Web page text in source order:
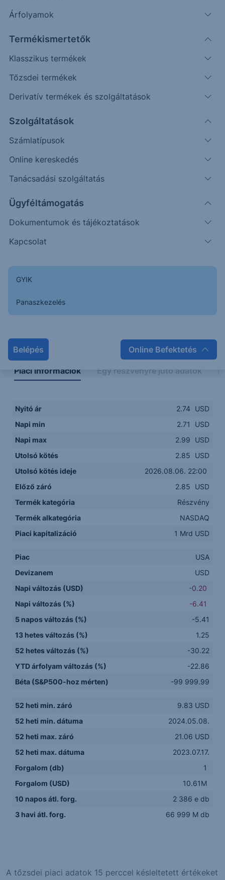
Árfolyamok
Termékismertetők
Klasszikus termékek
Tőzsdei termékek
Derivatív termékek és szolgáltatások
Szolgáltatások
Számlatípusok
Online kereskedés
Tanácsadási szolgáltatás
Ügyféltámogatás
Dokumentumok és tájékoztatások
Kapcsolat
GYIK
Panaszkezelés
Belépés Online Befektetés
2.7500
2.8000
2.8500
2.9500
3.0000
Napon belüli Historikus
Piaci információk Egy részvényre jutó adatok
Nyitó ár 2.74
USD
Napi min
2.71
USD
Napi max
2.99
USD
Utolsó kötés
2.85
USD
Utolsó kötés ideje
2026.08.06. 22:00
Előző záró
2.85
USD
Termék kategória
Részvény
Termék alkategória
NASDAQ
Piaci kapitalizáció
1 Mrd USD
Piac
USA
Devizanem
USD
Napi változás (USD)
-0.20
Napi változás (%)
-6.41
5 napos változás (%)
-5.41
13 hetes változás (%)
1.25
52 hetes változás (%)
-30.22
YTD árfolyam változás (%)
-22.86
Béta (S&P500-hoz mérten)
-99 999.99
52 heti min. záró
9.83 USD
52 heti min. dátuma
2024.05.08.
52 heti max. záró
21.06 USD
52 heti max. dátuma
2023.07.17.
Forgalom (db)
1
Forgalom (USD)
10.61M
10 napos átl. forg.
2 386 e db
3 havi átl. forg.
66 999 M db
A tőzsdei piaci adatok 15 perccel késleltetett értékeket